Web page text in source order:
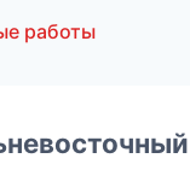
работы